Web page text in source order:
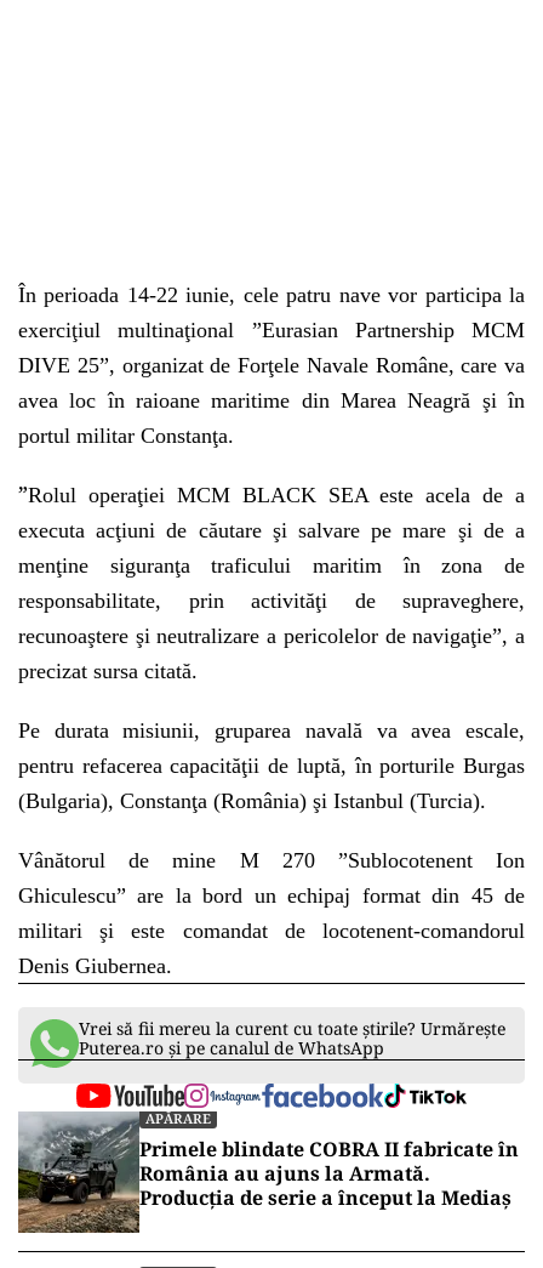
În perioada 14-22 iunie, cele patru nave vor participa la
exerciţiul multinaţional ”Eurasian Partnership MCM
DIVE 25”, organizat de Forţele Navale Române, care va
avea loc în raioane maritime din Marea Neagră şi în
portul militar Constanţa.
”Rolul operaţiei MCM BLACK SEA este acela de a
executa acţiuni de căutare şi salvare pe mare şi de a
menţine siguranţa traficului maritim în zona de
responsabilitate, prin activităţi de supraveghere,
recunoaştere şi neutralizare a pericolelor de navigaţie”, a
precizat sursa citată.
Pe durata misiunii, gruparea navală va avea escale,
pentru refacerea capacităţii de luptă, în porturile Burgas
(Bulgaria), Constanţa (România) şi Istanbul (Turcia).
Vânătorul de mine M 270 ”Sublocotenent Ion
Ghiculescu” are la bord un echipaj format din 45 de
militari şi este comandat de locotenent-comandorul
Denis Giubernea.
Vrei să fii mereu la curent cu toate știrile? Urmărește
Puterea.ro și pe canalul de WhatsApp
APĂRARE
Primele blindate COBRA II fabricate în
România au ajuns la Armată.
Producția de serie a început la Mediaș